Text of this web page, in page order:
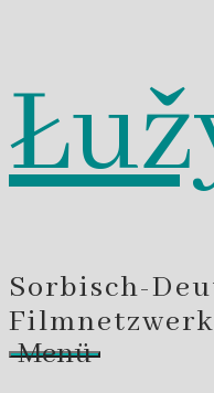
Zum
Inhalt
springen
Sorbisch-
Filmnetzwerk
Menü